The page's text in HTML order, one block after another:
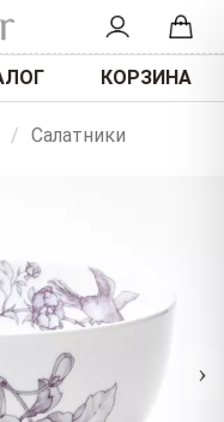
КОРЗИНА
/ Салатники
›